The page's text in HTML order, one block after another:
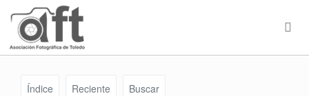
Índice Reciente Buscar